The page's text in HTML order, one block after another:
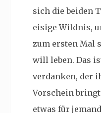
sich die beiden
eisige Wildnis,
zum ersten Mal
will leben. Das
verdanken, der
Vorschein
etwas für